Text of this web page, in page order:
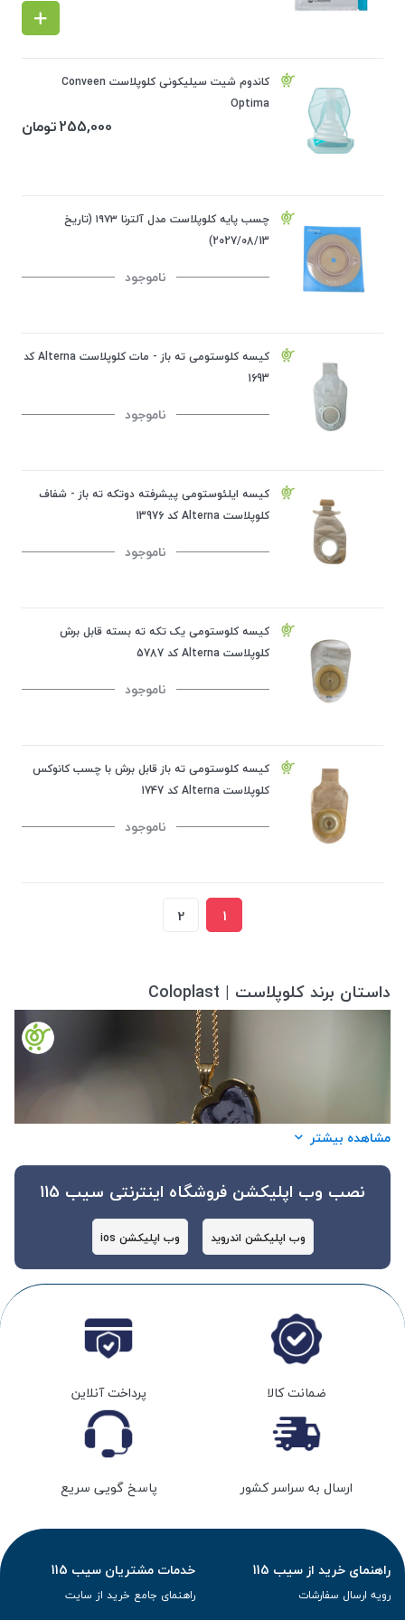
کاندوم شیت سیلیکونی کلوپلاست Conveen
Optima
255,000تومان
چسب پایه کلوپلاست مدل آلترنا ۱۹۷۳ (تاریخ
2027/08/13)
ناموجود
کیسه کلوستومی ته باز - مات کلوپلاست Alterna کد
1693
ناموجود
کیسه ایلئوستومی پیشرفته دوتکه ته باز - شفاف
کلوپلاست Alterna کد 13976
ناموجود
کیسه کلوستومی یک تکه ته بسته قابل برش
کلوپلاست Alterna کد 5787
ناموجود
کیسه کلوستومی ته باز قابل برش با چسب کانوکس
کلوپلاست Alterna کد 1747
ناموجود
1
2
داستان برند کلوپلاست | Coloplast
آغاز ماجرا به دهه ۱۹۵۰ میلادی بازمی‌گردد؛ زمانی که پرستاری دلسوز به نام الیس
سورنسن (Elise Sørensen)، با مشکلی شخصی و عمیق مواجه شد. خواهرش، تورا
(Thora)، به‌تازگی عمل استومی انجام داده بود و به‌دلیل نگرانی از نشت استوما، از
حضور در اجتماع واهمه داشت. این دغدغه، بهانه‌ای شد تا الیس، ایده‌ای
تحول‌آفرین را در ذهن بپروراند: کیسه‌ی استومی چسب‌دار.
چسب‌دار دنیا را تولید کردند؛ محصولی ساده اما نجات‌بخش که نه‌تنها به تورا کمک
آن بهره‌مند شدند.
همین نوآوری ساده، الهام‌بخش تولد شرکتی شد که امروز آن را با نام کلوپلاست
(Coloplast) می‌شناسیم؛ شرکتی که در سال 1957 بنیان‌گذاری شد و اکنون به یکی
مشاهده بیشتر
نصب وب اپلیکشن فروشگاه اینترنتی سیب 115
وب اپلیکشن اندروید وب اپلیکشن ios
ضمانت کالا پرداخت آنلاین
ارسال به سراسر کشور پاسخ گویی سریع
راهنمای خرید از سیب 115
رویه ارسال سفارشات
خدمات مشتریان سیب 115
راهنمای جامع خرید از سایت